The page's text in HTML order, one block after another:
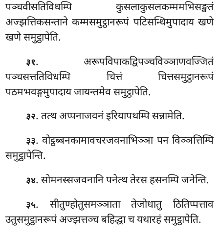
पञ्चवीसतिविधम्पि कुसलाकुसलकम्ममभिसङ्खतं
अज्झत्तिकसन्ताने कम्मसमुट्ठानरूपं पटिसन्धिमुपादाय खणे
खणे समुट्ठापेति.
३१. अरूपविपाकद्विपञ्चविञ्ञाणवज्जितं
पञ्चसत्ततिविधम्पि चित्तं चित्तसमुट्ठानरूपं
पठमभवङ्गमुपादाय जायन्तमेव समुट्ठापेति.
३२. तत्थ अप्पनाजवनं इरियापथम्पि सन्नामेति.
३३. वोट्ठब्बनकामावचरजवनाभिञ्ञा पन विञ्ञत्तिम्पि
समुट्ठापेन्ति.
३४. सोमनस्सजवनानि पनेत्थ तेरस हसनम्पि जनेन्ति.
३५. सीतुण्होतुसमञ्ञातातेजोधातु ठितिप्पत्ताव
उतुसमुट्ठानरूपं अज्झत्तञ्च बहिद्धा च यथारहं समुट्ठापेति.